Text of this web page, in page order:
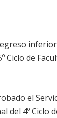
Ciclo de
el
del 4º Ciclo